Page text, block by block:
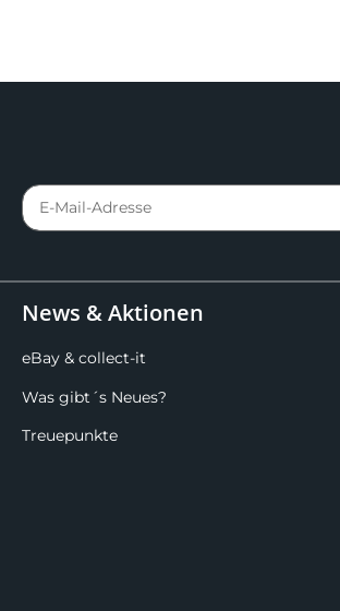
News & Aktionen
eBay & collect-it
Was gibt´s Neues?
Treuepunkte